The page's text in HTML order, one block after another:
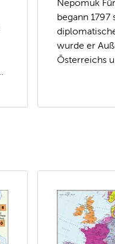
Nepomuk
begann 1797
wurde er
Österreichs